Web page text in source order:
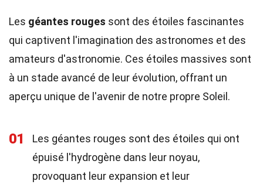
Les géantes rouges sont des étoiles fascinantes
qui captivent l'imagination des astronomes et des
amateurs d'astronomie. Ces étoiles massives sont
à un stade avancé de leur évolution, offrant un
aperçu unique de l'avenir de notre propre Soleil.
01
Les géantes rouges sont des étoiles qui ont
épuisé l'hydrogène dans leur noyau,
provoquant leur expansion et leur